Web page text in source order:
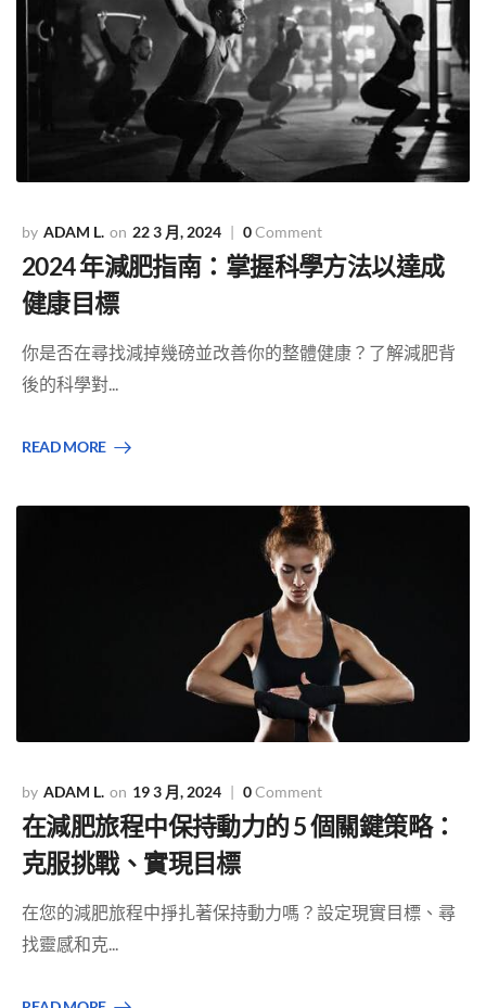
ADAM L. 22 3 月, 2024 0Comment
2024 年減肥指南：掌握科學方法以達成
健康目標
你是否在尋找減掉幾磅並改善你的整體健康？了解減肥背
後的科學對...
READ MORE
ADAM L. 19 3 月, 2024 0Comment
在減肥旅程中保持動力的 5 個關鍵策略：
克服挑戰、實現目標
在您的減肥旅程中掙扎著保持動力嗎？設定現實目標、尋
找靈感和克...